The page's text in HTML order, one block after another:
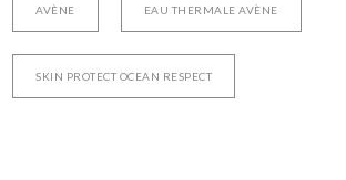
AVÈNE EAU THERMALE AVÈNE
SKIN PROTECT OCEAN RESPECT